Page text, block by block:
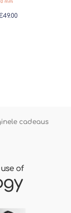
mm
49.00
cadeaus